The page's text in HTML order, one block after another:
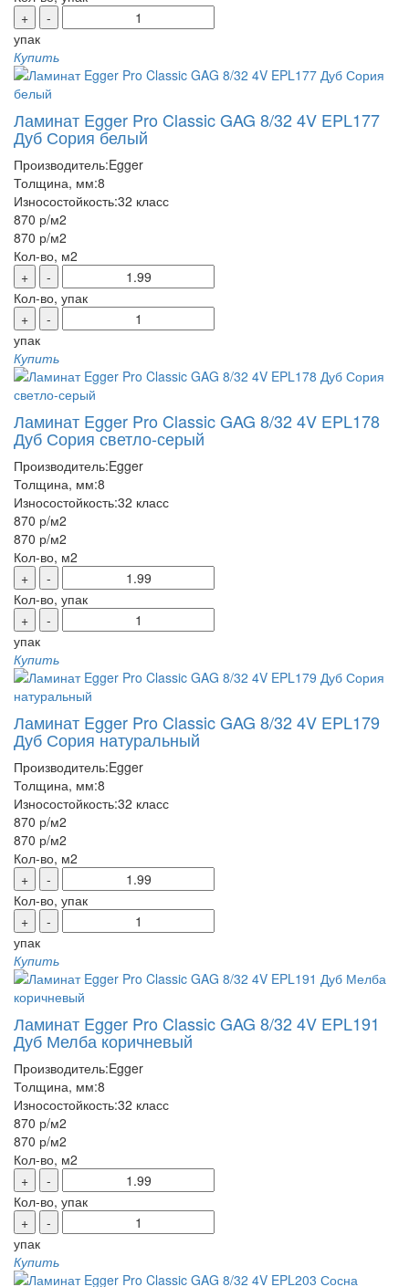
+
-
упак
Купить
Ламинат Egger Pro Classic GAG 8/32 4V EPL177
Дуб Сория белый
Производитель:Egger
Толщина, мм:8
Износостойкость:32 класс
870 р/м2
870 р/м2
Кол-во, м2
+
-
Кол-во, упак
+
-
упак
Купить
Ламинат Egger Pro Classic GAG 8/32 4V EPL178
Дуб Сория светло-серый
Производитель:Egger
Толщина, мм:8
Износостойкость:32 класс
870 р/м2
870 р/м2
Кол-во, м2
+
-
Кол-во, упак
+
-
упак
Купить
Ламинат Egger Pro Classic GAG 8/32 4V EPL179
Дуб Сория натуральный
Производитель:Egger
Толщина, мм:8
Износостойкость:32 класс
870 р/м2
870 р/м2
Кол-во, м2
+
-
Кол-во, упак
+
-
упак
Купить
Ламинат Egger Pro Classic GAG 8/32 4V EPL191
Дуб Мелба коричневый
Производитель:Egger
Толщина, мм:8
Износостойкость:32 класс
870 р/м2
870 р/м2
Кол-во, м2
+
-
Кол-во, упак
+
-
упак
Купить